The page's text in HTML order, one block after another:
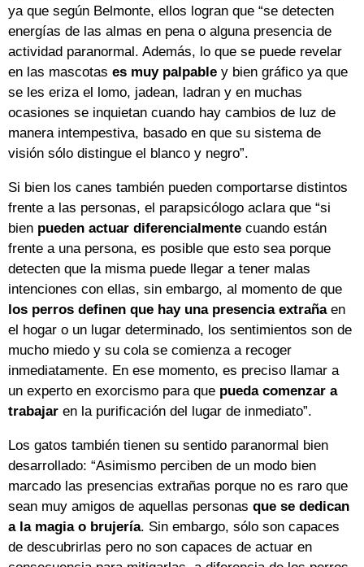
ya que según Belmonte, ellos logran que “se detecten
energías de las almas en pena o alguna presencia de
actividad paranormal. Además, lo que se puede revelar
en las mascotas es muy palpable y bien gráfico ya que
se les eriza el lomo, jadean, ladran y en muchas
ocasiones se inquietan cuando hay cambios de luz de
manera intempestiva, basado en que su sistema de
visión sólo distingue el blanco y negro”.
Si bien los canes también pueden comportarse distintos
frente a las personas, el parapsicólogo aclara que “si
bien pueden actuar diferencialmente cuando están
frente a una persona, es posible que esto sea porque
detecten que la misma puede llegar a tener malas
intenciones con ellas, sin embargo, al momento de que
los perros definen que hay una presencia extrañaen
el hogar o un lugar determinado, los sentimientos son de
mucho miedo y su cola se comienza a recoger
inmediatamente. En ese momento, es preciso llamar a
un experto en exorcismo para que pueda comenzar a
trabajar en la purificación del lugar de inmediato”.
Los gatos también tienen su sentido paranormal bien
desarrollado: “Asimismo perciben de un modo bien
marcado las presencias extrañas porque no es raro que
sean muy amigos de aquellas personas que se dedican
a la magia o brujería. Sin embargo, sólo son capaces
de descubrirlas pero no son capaces de actuar en